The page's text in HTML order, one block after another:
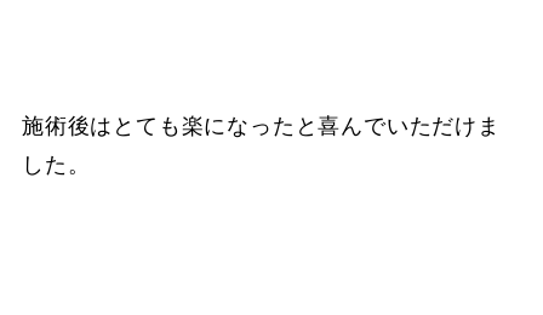
施術後はとても楽になったと喜んでいただけま
した。